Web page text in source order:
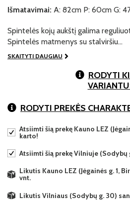
Išmatavimai: A: 82cm P: 60cm G:
Spintelės kojų aukštį galima
Spintelės matmenys su stalviršiu…
SKAITYTI DAUGIAU
RODYTI
RODYTI PREKĖS
Atsiimti šią prekę Kauno LEZ
karto!
Atsiimti šią prekę Vilniuje
Likutis Kauno LEZ (Jėgainės g. 1,
vnt.
Likutis Vilniaus (Sodybų g. 30)